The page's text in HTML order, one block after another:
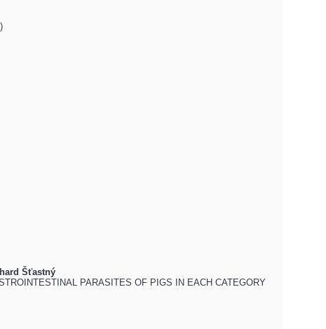
Šťastný
PARASITES OF PIGS IN EACH CATEGORY